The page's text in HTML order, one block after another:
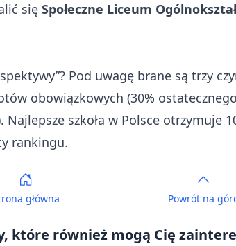
się Społeczne Liceum
Pod uwagę brane są trzy
obowiązkowych (30%
szkoła w Polsce otrzymuje
rankingu.
główna Powrót na
które również mogą Cię